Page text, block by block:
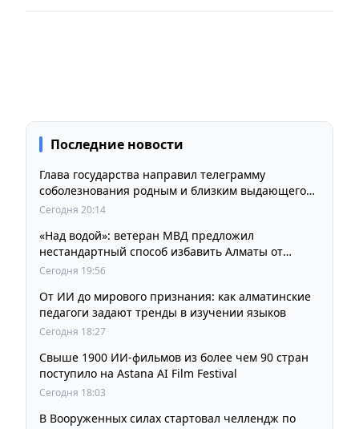
Последние новости
Глава государства направил телеграмму
соболезнования родным и близким выдающегося
кинорежиссера Ардака Амиркулова
Сегодня 20:14
«Над водой»: ветеран МВД предложил
нестандартный способ избавить Алматы от
пробок и смога
Сегодня 19:56
От ИИ до мирового признания: как алматинские
педагоги задают тренды в изучении языков
Сегодня 18:27
Свыше 1900 ИИ-фильмов из более чем 90 стран
поступило на Astana AI Film Festival
Сегодня 18:03
В Вооруженных силах стартовал челлендж по